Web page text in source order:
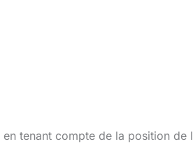
tenant compte de la position de